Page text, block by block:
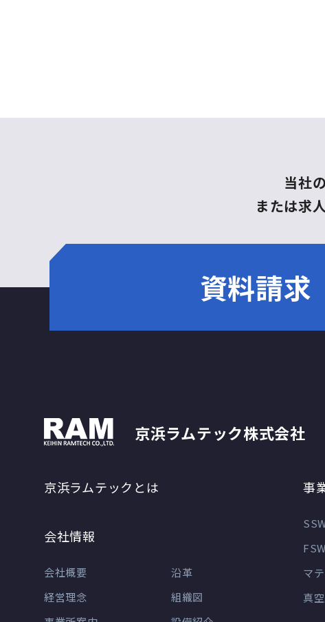
当社
または求
資料請求
京浜ラムテック株式会社
京浜ラムテックとは
会社情報
会社概要
沿革
経営理念
組織図
事
マ
真